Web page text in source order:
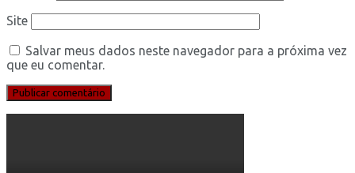
Site
Salvar meus dados neste navegador para a próxima vez
que eu comentar.